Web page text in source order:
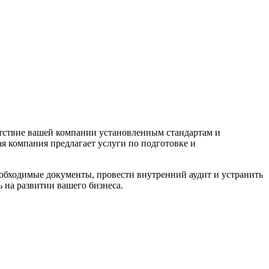
вашей компании установленным стандартам и
предлагает услуги по подготовке и
документы, провести внутренний аудит и устранить
развитии вашего бизнеса.